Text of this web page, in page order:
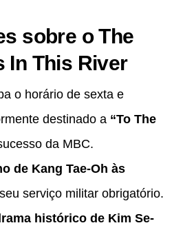
sobre o The
In This River
o horário de sexta e
destinado a “To The
da MBC.
de Kang Tae-Oh às
serviço militar obrigatório.
histórico de Kim Se-